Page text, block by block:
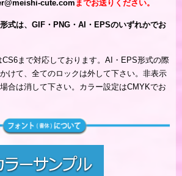
cute.com までお送りください。
式は、GIF・PNG・AI・EPSのいずれかでお
CS6まで対応しております。AI・EPS形式の際
けて、全てのロックは外して下さい。非表示
合は消して下さい。カラー設定はCMYKでお